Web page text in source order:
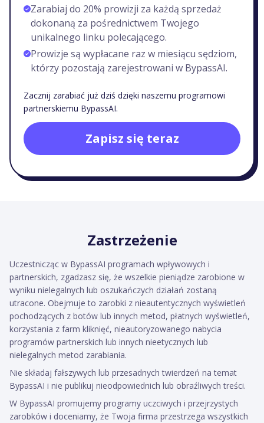
Zarabiaj do 20% prowizji za każdą sprzedaż
dokonaną za pośrednictwem Twojego
unikalnego linku polecającego.
Prowizje są wypłacane raz w miesiącu sędziom,
którzy pozostają zarejestrowani w BypassAI.
Zacznij zarabiać już dziś dzięki naszemu programowi
partnerskiemu BypassAI.
Zapisz się teraz
Zastrzeżenie
Uczestnicząc w BypassAI programach wpływowych i
partnerskich, zgadzasz się, że wszelkie pieniądze zarobione w
wyniku nielegalnych lub oszukańczych działań zostaną
utracone. Obejmuje to zarobki z nieautentycznych wyświetleń
pochodzących z botów lub innych metod, płatnych wyświetleń,
korzystania z farm kliknięć, nieautoryzowanego nabycia
programów partnerskich lub innych nieetycznych lub
nielegalnych metod zarabiania.
Nie składaj fałszywych lub przesadnych twierdzeń na temat
BypassAI i nie publikuj nieodpowiednich lub obraźliwych treści.
W BypassAI promujemy programy uczciwych i przejrzystych
zarobków i doceniamy, że Twoja firma przestrzega wszystkich